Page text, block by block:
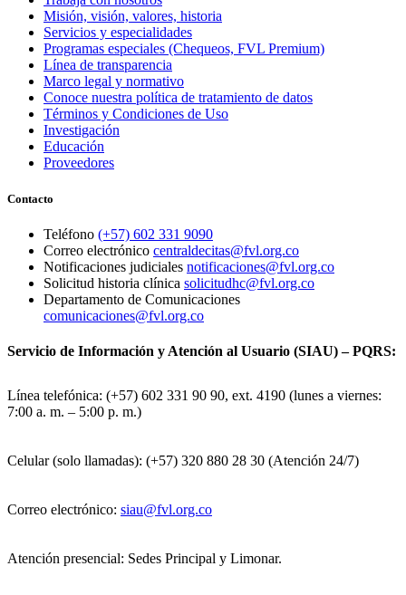
Misión, visión, valores, historia
Servicios y especialidades
Programas especiales (Chequeos, FVL Premium)
Línea de transparencia
Marco legal y normativo
Conoce nuestra política de tratamiento de datos
Términos y Condiciones de Uso
Investigación
Educación
Proveedores
Contacto
Teléfono (+57) 602 331 9090
Correo electrónico centraldecitas@fvl.org.co
Notificaciones judiciales notificaciones@fvl.org.co
Solicitud historia clínica solicitudhc@fvl.org.co
Departamento de Comunicaciones
comunicaciones@fvl.org.co
Servicio de Información y Atención al Usuario (SIAU) – PQRS:
Línea telefónica: (+57) 602 331 90 90, ext. 4190 (lunes a viernes:
7:00 a. m. – 5:00 p. m.)
Celular (solo llamadas): (+57) 320 880 28 30 (Atención 24/7)
Correo electrónico: siau@fvl.org.co
Atención presencial: Sedes Principal y Limonar.